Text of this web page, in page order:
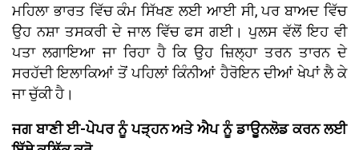
ਮਹਿਲਾ ਭਾਰਤ ਵਿੱਚ ਕੰਮ ਸਿੱਖਣ ਲਈ ਆਈ ਸੀ, ਪਰ ਬਾਅਦ ਵਿੱਚ
ਉਹ ਨਸ਼ਾ ਤਸਕਰੀ ਦੇ ਜਾਲ ਵਿੱਚ ਫਸ ਗਈ। ਪੁਲਸ ਵੱਲੋਂ ਇਹ ਵੀ
ਪਤਾ ਲਗਾਇਆ ਜਾ ਰਿਹਾ ਹੈ ਕਿ ਉਹ ਜ਼ਿਲ੍ਹਾ ਤਰਨ ਤਾਰਨ ਦੇ
ਸਰਹੱਦੀ ਇਲਾਕਿਆਂ ਤੋਂ ਪਹਿਲਾਂ ਕਿੰਨੀਆਂ ਹੈਰੋਇਨ ਦੀਆਂ ਖੇਪਾਂ ਲੈ ਕੇ
ਜਾ ਚੁੱਕੀ ਹੈ।
ਜਗ ਬਾਣੀ ਈ-ਪੇਪਰ ਨੂੰ ਪੜ੍ਹਨ ਅਤੇ ਐਪ ਨੂੰ ਡਾਊਨਲੋਡ ਕਰਨ ਲਈ